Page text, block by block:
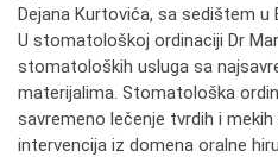
Dejana Kurtovića, sa sedištem u
U stomatološkoj ordinaciji Dr
stomatoloških usluga sa
materijalima. Stomatološka
savremeno lečenje tvrdih i
intervencija iz domena oralne